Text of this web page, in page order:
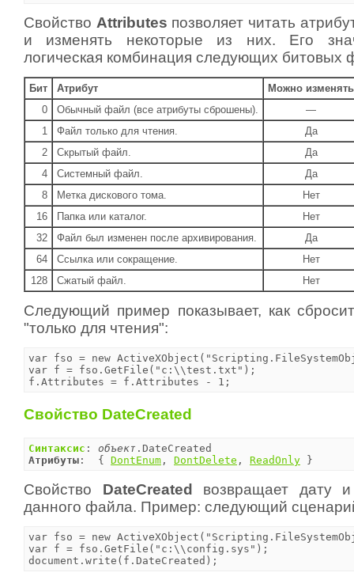
Свойство Attributes позволяет читать
и изменять некоторые из них. Его
логическая комбинация следующих битовых
Бит Атрибут
Можно изменять
0
Обычный файл (все атрибуты сброшены).
—
1
Файл только для чтения.
Да
2
Скрытый файл.
Да
4
Системный файл.
Да
8
Метка дискового тома.
Нет
16
Папка или каталог.
Нет
32
Файл был изменен после архивирования.
Да
64
Ссылка или сокращение.
Нет
128
Сжатый файл. Нет
Следующий пример показывает, как
"только для чтения":
var fso = new
var f = fso.GetFile("c:\\test.txt");
f.Attributes = f.Attributes - 1;
Свойство DateCreated
Синтаксис : объект
Атрибуты :  { DontEnum , DontDelete , ReadOnly }
Свойство DateCreated возвращает дату
данного файла. Пример: следующий
var fso = new
var f = fso.GetFile("c:\\config.sys");
document.write(f.DateCreated);